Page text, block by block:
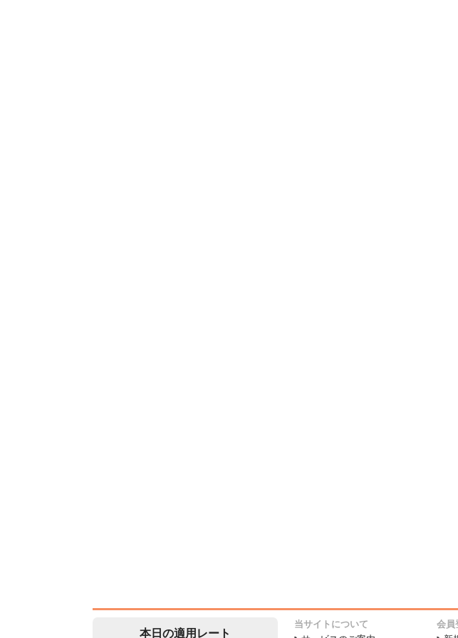
本日の適用レート
当サイトについて
会員